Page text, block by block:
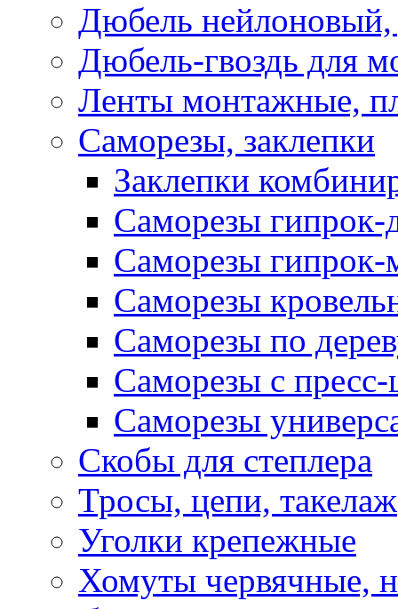
Дюбель нейлоновый,
Дюбель-гвоздь для
Ленты монтажные,
Саморезы, заклепки
Заклепки
Саморезы гипрок-
Саморезы гипрок-
Саморезы
Саморезы по
Саморезы с
Саморезы
Скобы для степлера
Тросы, цепи, такелаж
Уголки крепежные
Хомуты червячные,